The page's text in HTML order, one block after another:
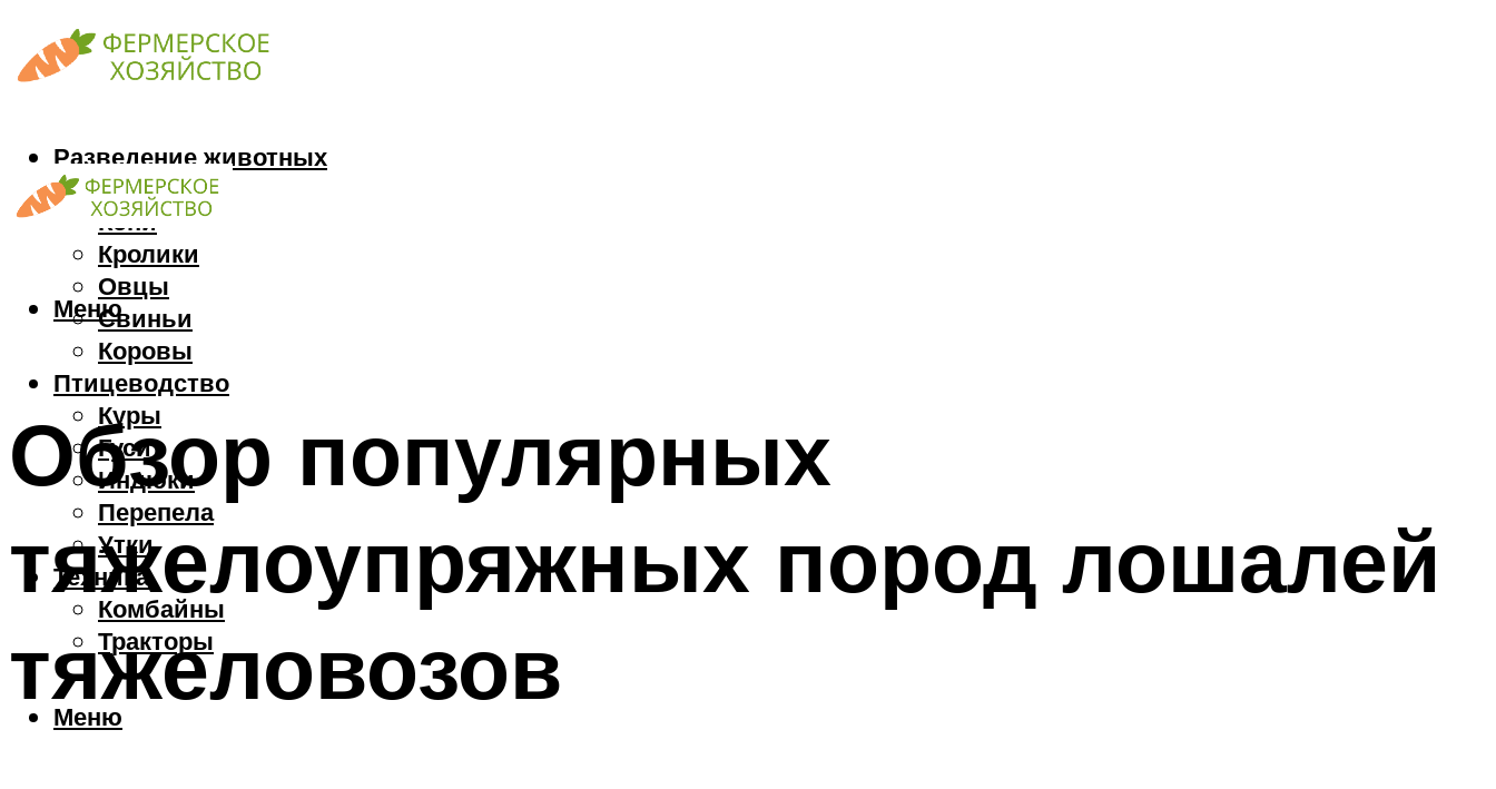
Разведение животных
Козы
Кони
Кролики
Овцы
Свиньи
Коровы
Птицеводство
Куры
Гуси
Индюки
Перепела
Утки
Техника
Комбайны
Тракторы
Меню
Меню
Обзор популярных
тяжелоупряжных пород лошалей
тяжеловозов